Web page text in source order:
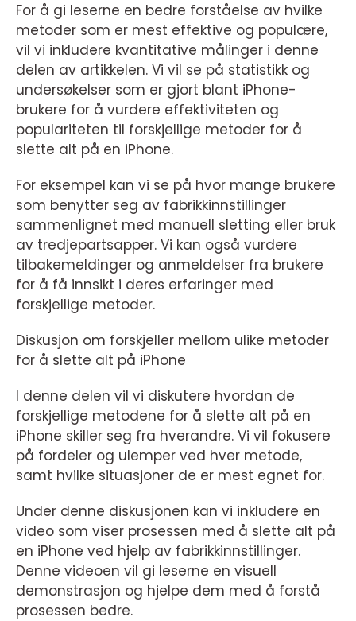
For å gi leserne en bedre forståelse av hvilke
metoder som er mest effektive og populære,
vil vi inkludere kvantitative målinger i denne
delen av artikkelen. Vi vil se på statistikk og
undersøkelser som er gjort blant iPhone-
brukere for å vurdere effektiviteten og
populariteten til forskjellige metoder for å
slette alt på en iPhone.
For eksempel kan vi se på hvor mange brukere
som benytter seg av fabrikkinnstillinger
sammenlignet med manuell sletting eller bruk
av tredjepartsapper. Vi kan også vurdere
tilbakemeldinger og anmeldelser fra brukere
for å få innsikt i deres erfaringer med
forskjellige metoder.
Diskusjon om forskjeller mellom ulike metoder
for å slette alt på iPhone
I denne delen vil vi diskutere hvordan de
forskjellige metodene for å slette alt på en
iPhone skiller seg fra hverandre. Vi vil fokusere
på fordeler og ulemper ved hver metode,
samt hvilke situasjoner de er mest egnet for.
Under denne diskusjonen kan vi inkludere en
video som viser prosessen med å slette alt på
en iPhone ved hjelp av fabrikkinnstillinger.
Denne videoen vil gi leserne en visuell
demonstrasjon og hjelpe dem med å forstå
prosessen bedre.